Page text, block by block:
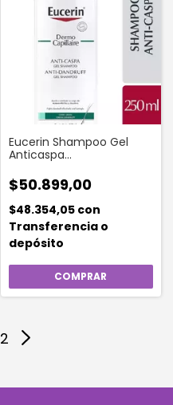
Eucerin Shampoo Gel
Anticaspa
Dermatitis Seborreica 250
Ml
$50.899,00
$48.354,05 con
Transferencia o
depósito
2